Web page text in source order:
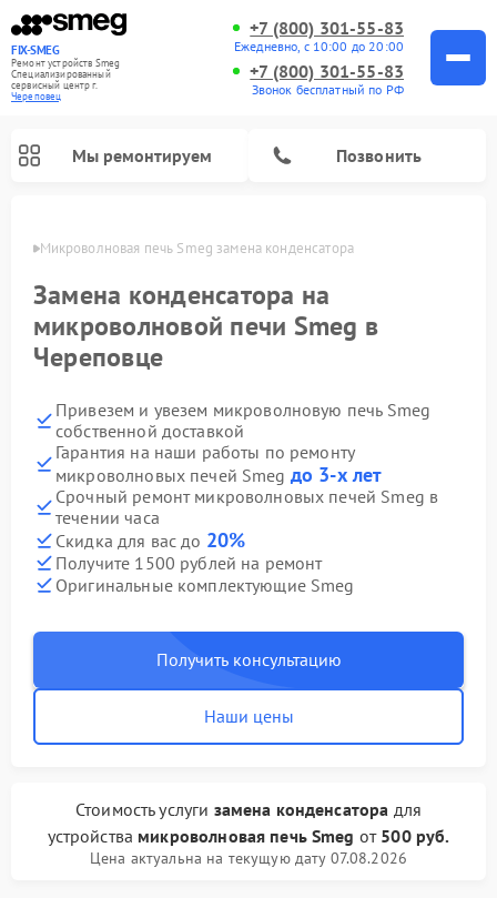
FIX-SMEG
Ремонт устройств Smeg
Специализированный
cервисный центр г.
Череповец
+7 (800) 301-55-83
Ежедневно, с 10:00 до 20:00
+7 (800) 301-55-83
Звонок бесплатный по РФ
Мы ремонтируем Позвонить
Микроволновая печь Smeg замена конденсатора
Замена конденсатора на
микроволновой печи Smeg в
Череповце
Привезем и увезем микроволновую печь Smeg
собственной доставкой
Гарантия на наши работы по ремонту
микроволновых печей Smeg до 3-х лет
Срочный ремонт микроволновых печей Smeg в
течении часа
Скидка для вас до 20%
Получите 1500 рублей на ремонт
Оригинальные комплектующие Smeg
Получить консультацию
Наши цены
Стоимость услуги замена конденсатора для
устройства микроволновая печь Smeg от 500 руб.
Цена актуальна на текущую дату 07.08.2026